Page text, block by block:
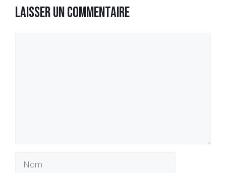
Laisser un commentaire